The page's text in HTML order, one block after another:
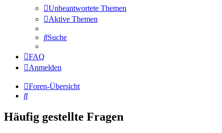
Unbeantwortete Themen
Aktive Themen
Suche
FAQ
Anmelden
Foren-Übersicht
Suche
Häufig gestellte Fragen